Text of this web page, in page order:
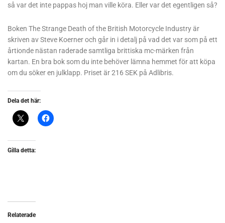
så var det inte pappas hoj man ville köra. Eller var det egentligen så?
Boken The Strange Death of the British Motorcycle Industry är
skriven av Steve Koerner och går in i detalj på vad det var som på ett
årtionde nästan raderade samtliga brittiska mc-märken från
kartan. En bra bok som du inte behöver lämna hemmet för att köpa
om du söker en julklapp. Priset är 216 SEK på Adlibris.
Dela det här:
Gilla detta:
Relaterade